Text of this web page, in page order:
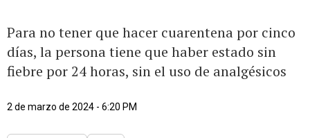
Para no tener que hacer cuarentena por cinco
días, la persona tiene que haber estado sin
fiebre por 24 horas, sin el uso de analgésicos
2 de marzo de 2024 - 6:20 PM